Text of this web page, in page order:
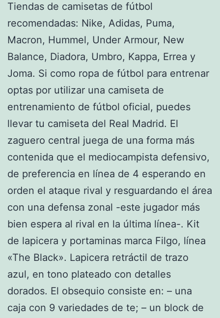
Tiendas de camisetas de fútbol
recomendadas: Nike, Adidas, Puma,
Macron, Hummel, Under Armour, New
Balance, Diadora, Umbro, Kappa, Errea y
Joma. Si como ropa de fútbol para entrenar
optas por utilizar una camiseta de
entrenamiento de fútbol oficial, puedes
llevar tu camiseta del Real Madrid. El
zaguero central juega de una forma más
contenida que el mediocampista defensivo,
de preferencia en línea de 4 esperando en
orden el ataque rival y resguardando el área
con una defensa zonal -este jugador más
bien espera al rival en la última línea-. Kit
de lapicera y portaminas marca Filgo, línea
«The Black». Lapicera retráctil de trazo
azul, en tono plateado con detalles
dorados. El obsequio consiste en: – una
caja con 9 variedades de te; – un block de